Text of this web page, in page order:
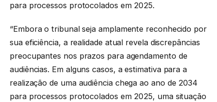
para processos protocolados em 2025.
“Embora o tribunal seja amplamente reconhecido por
sua eficiência, a realidade atual revela discrepâncias
preocupantes nos prazos para agendamento de
audiências. Em alguns casos, a estimativa para a
realização de uma audiência chega ao ano de 2034
para processos protocolados em 2025, uma situação